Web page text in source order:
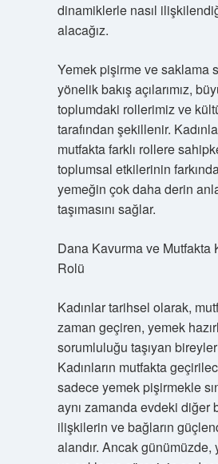
dinamiklerle nasıl
alacağız.
Yemek pişirme ve saklama
yönelik bakış açılarımız,
toplumdaki rollerimiz ve
tarafından şekillenir.
mutfakta farklı rollere
toplumsal etkilerinin
yemeğin çok daha derin
taşımasını sağlar.
Dana Kavurma ve Mutfakta
Rolü
Kadınlar tarihsel olarak,
zaman geçiren, yemek
sorumluluğu taşıyan
Kadınların mutfakta
sadece yemek pişirmekle
aynı zamanda evdeki diğer
ilişkilerin ve bağların
alandır. Ancak günümüzde,